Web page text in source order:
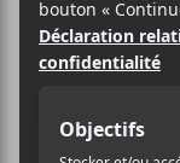
Val Thomas,